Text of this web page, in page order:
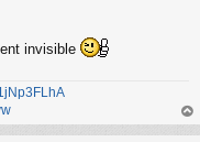
invisible
au